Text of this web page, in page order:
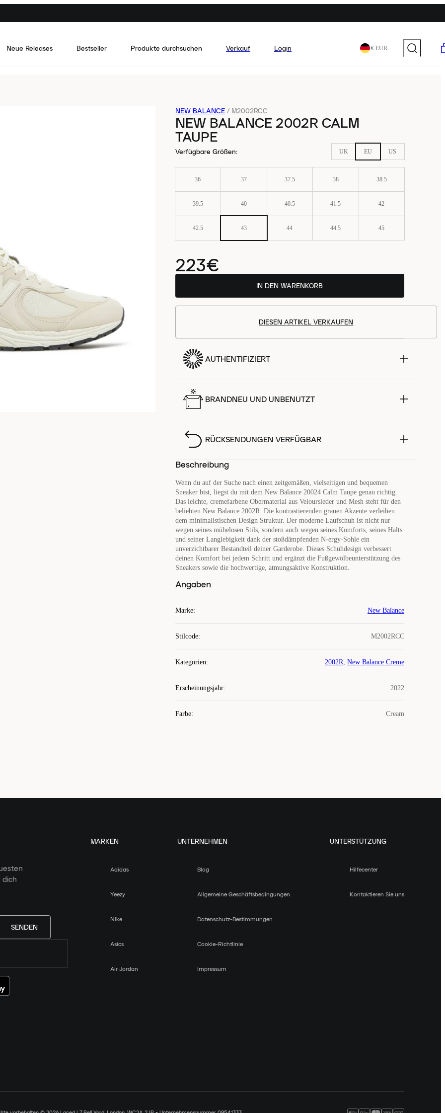
Neue Releases Bestseller Produkte durchsuchen Verkauf Login € EUR
NEW BALANCE / M2002RCC
NEW BALANCE 2002R CALM
TAUPE
Verfügbare Größen: UK EU US
36 37 37.5 38 38.5
39.5 40 40.5 41.5 42
42.5 43 44 44.5 45
223€
IN DEN WARENKORB
DIESEN ARTIKEL VERKAUFEN
AUTHENTIFIZIERT
BRANDNEU UND UNBENUTZT
RÜCKSENDUNGEN VERFÜGBAR
Beschreibung
Wenn du auf der Suche nach einen zeitgemäßen, vielseitigen und bequemen
Sneaker bist, liegst du mit dem New Balance 20024 Calm Taupe genau richtig.
Das leichte, cremefarbene Obermaterial aus Veloursleder und Mesh steht für den
beliebten New Balance 2002R. Die kontrastierenden grauen Akzente verleihen
dem minimalistischen Design Struktur. Der moderne Laufschuh ist nicht nur
wegen seines mühelosen Stils, sondern auch wegen seines Komforts, seines Halts
und seiner Langlebigkeit dank der stoßdämpfenden N-ergy-Sohle ein
unverzichtbarer Bestandteil deiner Garderobe. Dieses Schuhdesign verbessert
deinen Komfort bei jedem Schritt und ergänzt die Fußgewölbeunterstützung des
Sneakers sowie die hochwertige, atmungsaktive Konstruktion.
Angaben
Marke: New Balance
Stilcode: M2002RCC
Kategorien: 2002R, New Balance Creme
Erscheinungsjahr: 2022
Farbe: Cream
SENDEN
MARKEN
Adidas
Yeezy
Nike
Asics
Air Jordan
UNTERNEHMEN
Blog
Allgemeine Geschäftsbedingungen
Datenschutz-Bestimmungen
Cookie-Richtlinie
Impressum
UNTERSTÜTZUNG
Hilfecenter
Kontaktieren Sie uns